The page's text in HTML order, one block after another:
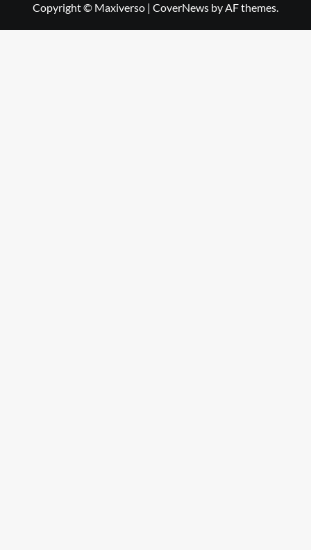
Copyright © Maxiverso | CoverNews by AF themes.